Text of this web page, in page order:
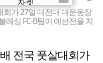
가 27일 대전대 대운동장
레싱 FC-B팀이 예선전을 치
전국 풋살대회가